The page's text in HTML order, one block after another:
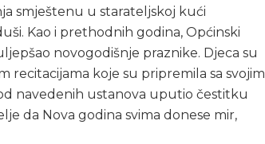
smještenu u starateljskoj kući
Kao i prethodnih godina, Općinski
novogodišnje praznike. Djeca su
recitacijama koje su pripremila sa svojim
navedenih ustanova uputio čestitku
da Nova godina svima donese mir,